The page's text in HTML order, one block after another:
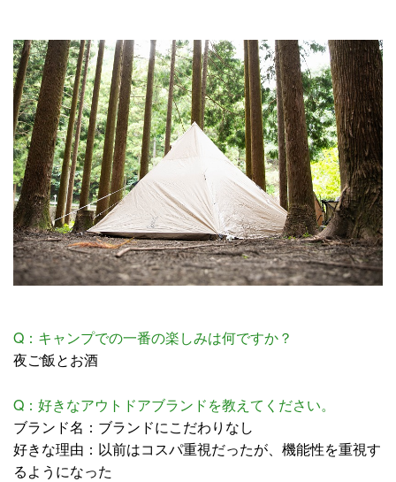
Q：キャンプでの一番の楽しみは何ですか？
夜ご飯とお酒
Q：好きなアウトドアブランドを教えてください。
ブランド名：ブランドにこだわりなし
好きな理由：以前はコスパ重視だったが、機能性を重視す
るようになった